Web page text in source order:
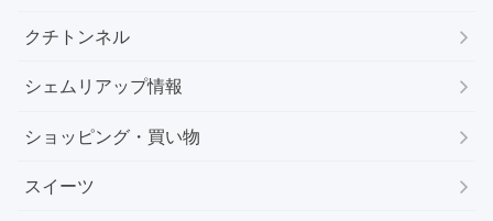
クチトンネル
シェムリアップ情報
ショッピング・買い物
スイーツ